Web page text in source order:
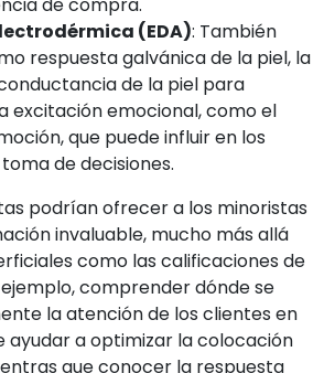
(EDA): También
respuesta galvánica de la piel, la
de la piel para
excitación emocional, como el
que puede influir en los
de decisiones.
podrían ofrecer a los minoristas
invaluable, mucho más allá
como las calificaciones de
comprender dónde se
la atención de los clientes en
ayudar a optimizar la colocación
que conocer la respuesta